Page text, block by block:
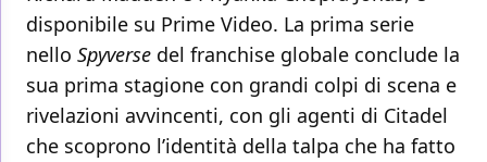
disponibile su Prime Video. La prima serie
nello Spyverse del franchise globale conclude la
sua prima stagione con grandi colpi di scena e
rivelazioni avvincenti, con gli agenti di Citadel
che scoprono l’identità della talpa che ha fatto